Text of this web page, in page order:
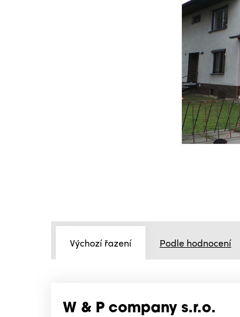
Výchozí řazení Podle hodnocení
W & P company s.r.o.